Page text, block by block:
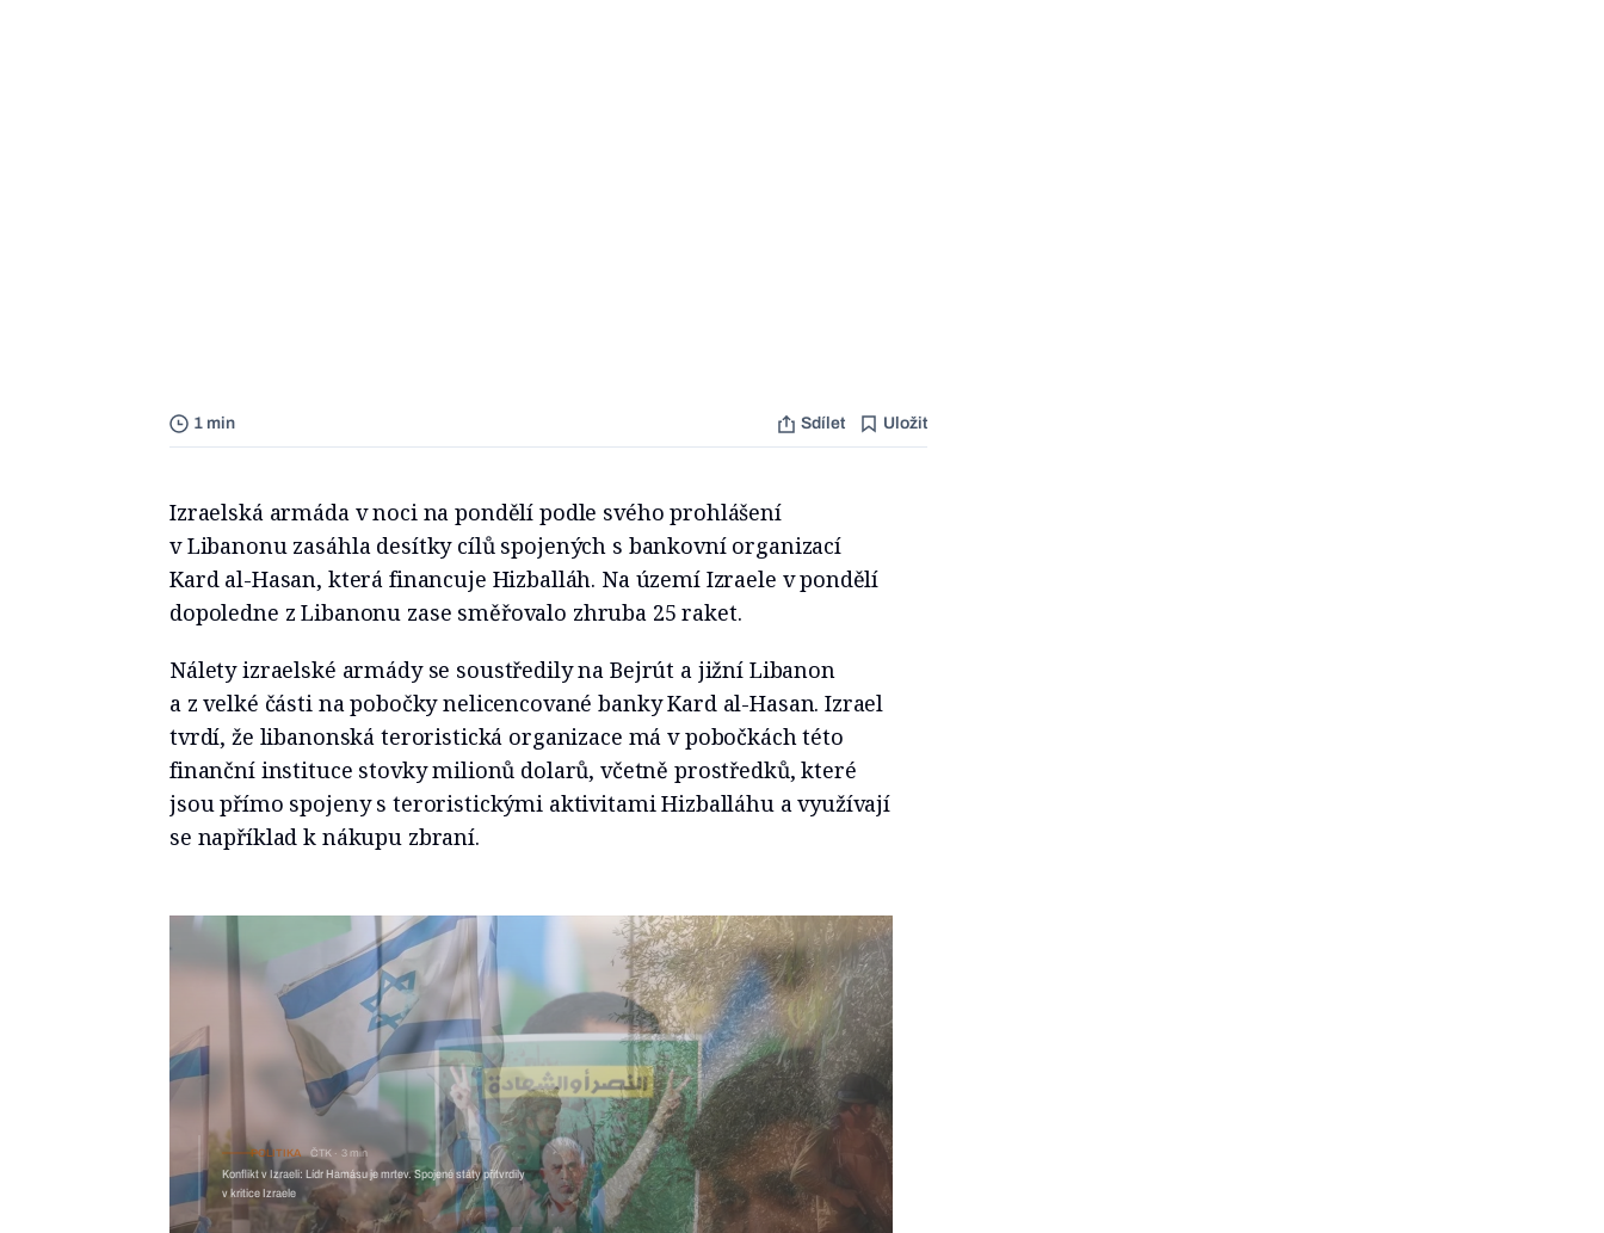
1 min Sdílet Uložit
Izraelská armáda v noci na pondělí podle svého prohlášení
v Libanonu zasáhla desítky cílů spojených s bankovní organizací
Kard al-Hasan, která financuje Hizballáh. Na území Izraele v pondělí
dopoledne z Libanonu zase směřovalo zhruba 25 raket.
Nálety izraelské armády se soustředily na Bejrút a jižní Libanon
a z velké části na pobočky nelicencované banky Kard al-Hasan. Izrael
tvrdí, že libanonská teroristická organizace má v pobočkách této
finanční instituce stovky milionů dolarů, včetně prostředků, které
jsou přímo spojeny s teroristickými aktivitami Hizballáhu a využívají
se například k nákupu zbraní.
POLITIKA ČTK
Konflikt v Izraeli: Lídr Hamásu je mrtev. Spojené státy přitvrdily
v kritice Izraele